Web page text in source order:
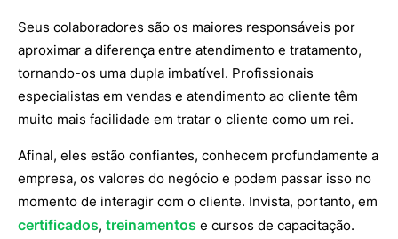
Seus colaboradores são os maiores responsáveis por
aproximar a diferença entre atendimento e tratamento,
tornando-os uma dupla imbatível. Profissionais
especialistas em vendas e atendimento ao cliente têm
muito mais facilidade em tratar o cliente como um rei.
Afinal, eles estão confiantes, conhecem profundamente a
empresa, os valores do negócio e podem passar isso no
momento de interagir com o cliente. Invista, portanto, em
certificados, treinamentos e cursos de capacitação.